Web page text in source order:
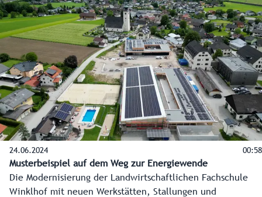
nachgewiesen, in anderen europäischen Ländern ist es
schon länger aktiv. Vor allem im Sommer macht die
Hornisse Jagd auf Bienen und kann dabei enorme Schäden
anrichten. Das Land Salzburg und die Imker arbeiten eng
zusammen, um eine Ausbreitung zu verhindern.
24.06.2024 00:58
Musterbeispiel auf dem Weg zur Energiewende
Die Modernisierung der Landwirtschaftlichen Fachschule
Winklhof mit neuen Werkstätten, Stallungen und